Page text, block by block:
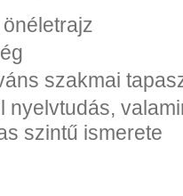
szakmai
nyelvtudás,
szintű ismerete